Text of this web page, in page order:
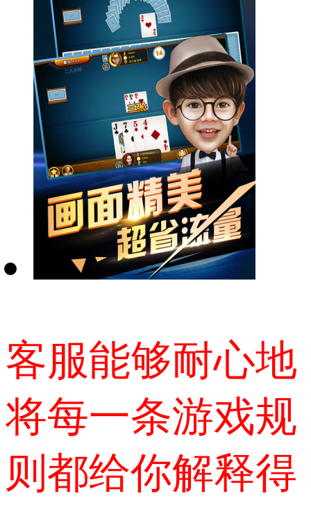
客服能够耐心地
将每一条游戏规
则都给你解释得